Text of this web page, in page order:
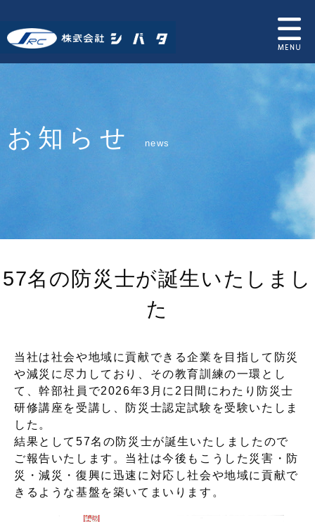
お知らせ news
57名の防災士が誕生いたしまし
た
当社は社会や地域に貢献できる企業を目指して防災
や減災に尽力しており、その教育訓練の一環とし
て、幹部社員で2026年3月に2日間にわたり防災士
研修講座を受講し、防災士認定試験を受験いたしま
した。
結果として57名の防災士が誕生いたしましたので
ご報告いたします。当社は今後もこうした災害・防
災・減災・復興に迅速に対応し社会や地域に貢献で
きるような基盤を築いてまいります。